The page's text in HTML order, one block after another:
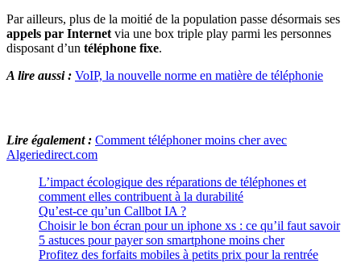
Par ailleurs, plus de la moitié de la population passe désormais ses
appels par Internetvia une box triple play parmi les personnes
disposant d’un téléphone fixe.
A lire aussi : VoIP, la nouvelle norme en matière de téléphonie
Lire également : Comment téléphoner moins cher avec
Algeriedirect.com
L’impact écologique des réparations de téléphones et
comment elles contribuent à la durabilité
Qu’est-ce qu’un Callbot IA ?
Choisir le bon écran pour un iphone xs : ce qu’il faut savoir
5 astuces pour payer son smartphone moins cher
Profitez des forfaits mobiles à petits prix pour la rentrée